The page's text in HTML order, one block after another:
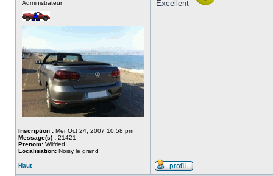
Administrateur
Inscription : Mer Oct 24, 2007 10:58 pm
Message(s) : 21421
Prenom: Wilfried
Localisation: Noisy le grand
Excellent
Haut